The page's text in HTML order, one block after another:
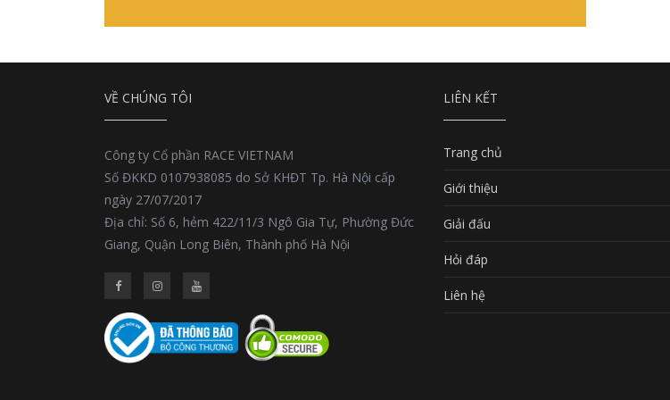
VỀ CHÚNG TÔI
Công ty Cổ phần RACE VIETNAM
Số ĐKKD 0107938085 do Sở KHĐT Tp. Hà Nội cấp
ngày 27/07/2017
Địa chỉ: Số 6, hẻm 422/11/3 Ngô Gia Tự, Phường Đức
Giang, Quận Long Biên, Thành phố Hà Nội
LIÊN KẾT
Trang chủ
Giới thiệu
Giải đấu
Hỏi đáp
Liên hệ